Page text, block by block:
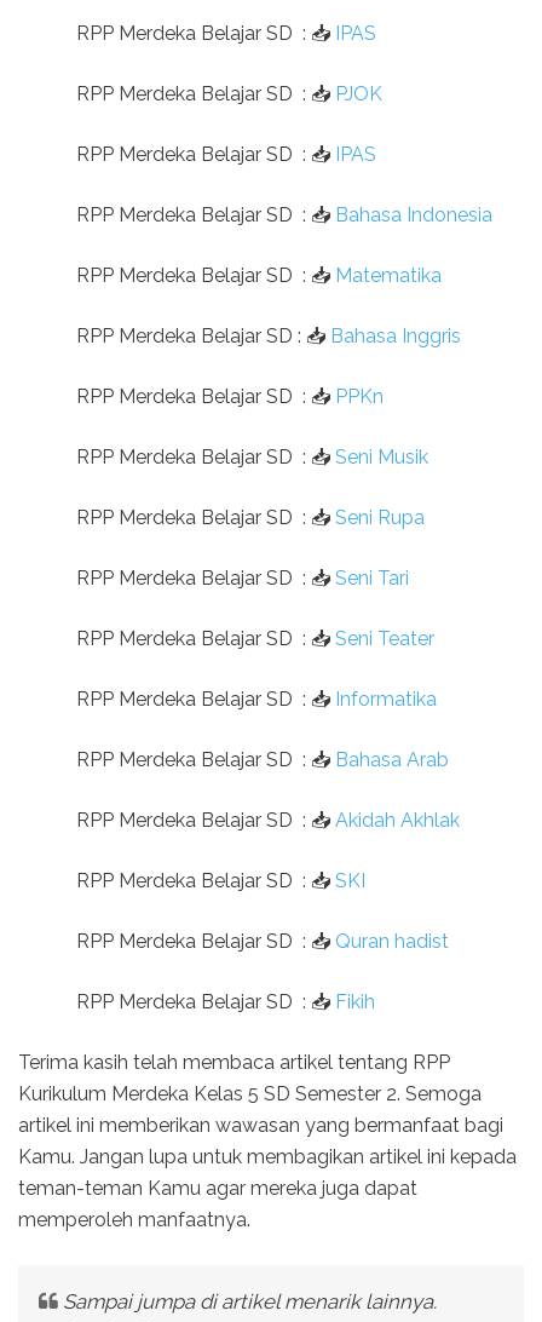
RPP Merdeka Belajar SD : 📥 IPAS
RPP Merdeka Belajar SD : 📥 PJOK
RPP Merdeka Belajar SD : 📥 IPAS
RPP Merdeka Belajar SD : 📥 Bahasa Indonesia
RPP Merdeka Belajar SD : 📥 Matematika
RPP Merdeka Belajar SD : 📥 Bahasa Inggris
RPP Merdeka Belajar SD : 📥 PPKn
RPP Merdeka Belajar SD : 📥 Seni Musik
RPP Merdeka Belajar SD : 📥 Seni Rupa
RPP Merdeka Belajar SD : 📥 Seni Tari
RPP Merdeka Belajar SD : 📥 Seni Teater
RPP Merdeka Belajar SD : 📥 Informatika
RPP Merdeka Belajar SD : 📥 Bahasa Arab
RPP Merdeka Belajar SD : 📥 Akidah Akhlak
RPP Merdeka Belajar SD : 📥 SKI
RPP Merdeka Belajar SD : 📥 Quran hadist
RPP Merdeka Belajar SD : 📥 Fikih
Terima kasih telah membaca artikel tentang RPP
Kurikulum Merdeka Kelas 5 SD Semester 2. Semoga
artikel ini memberikan wawasan yang bermanfaat bagi
Kamu. Jangan lupa untuk membagikan artikel ini kepada
teman-teman Kamu agar mereka juga dapat
memperoleh manfaatnya.
Sampai jumpa di artikel menarik lainnya.